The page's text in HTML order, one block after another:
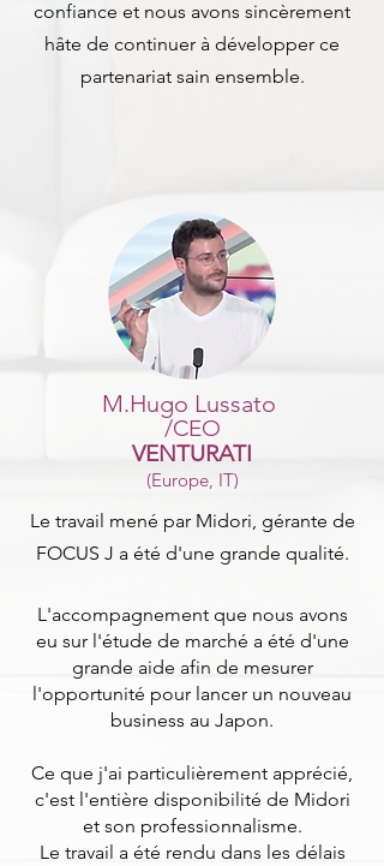
confiance et nous avons sincèrement
hâte de continuer à développer ce
partenariat sain ensemble.
M.Hugo Lussato
/CEO
VENTURATI
(Europe, IT)
Le travail mené par Midori, gérante de
FOCUS J a été d'une grande qualité.
L'accompagnement que nous avons
eu sur l'étude de marché a été d'une
grande aide afin de mesurer
l'opportunité pour lancer un nouveau
business au Japon.
Ce que j'ai particulièrement apprécié,
c'est l'entière disponibilité de Midori
et son professionnalisme.
Le travail a été rendu dans les délais